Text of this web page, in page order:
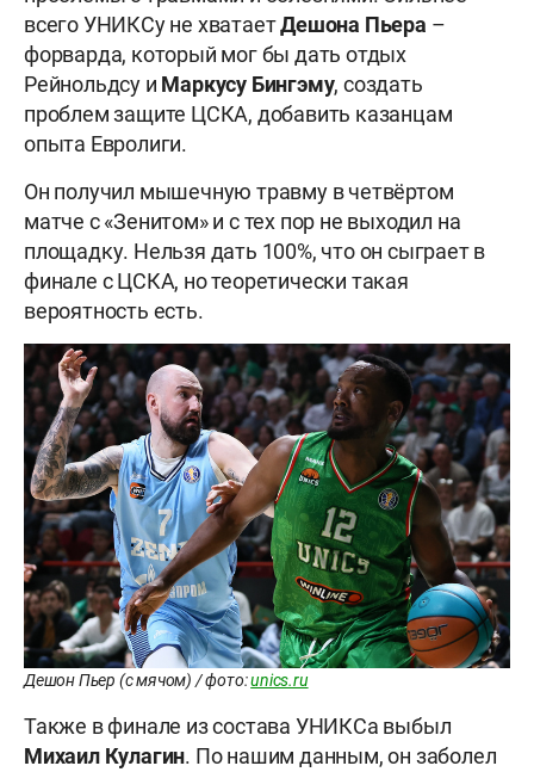
всего УНИКСу не хватаетДешона Пьера –
форварда, который мог бы дать отдых
Рейнольдсу и Маркусу Бингэму, создать
проблем защите ЦСКА, добавить казанцам
опыта Евролиги.
Он получил мышечную травму в четвёртом
матче с «Зенитом» и с тех пор не выходил на
площадку. Нельзя дать 100%, что он сыграет в
финале с ЦСКА, но теоретически такая
вероятность есть.
Дешон Пьер (с мячом) / фото:unics.ru
Также в финале из состава УНИКСа выбыл
Михаил Кулагин. По нашим данным, он заболел